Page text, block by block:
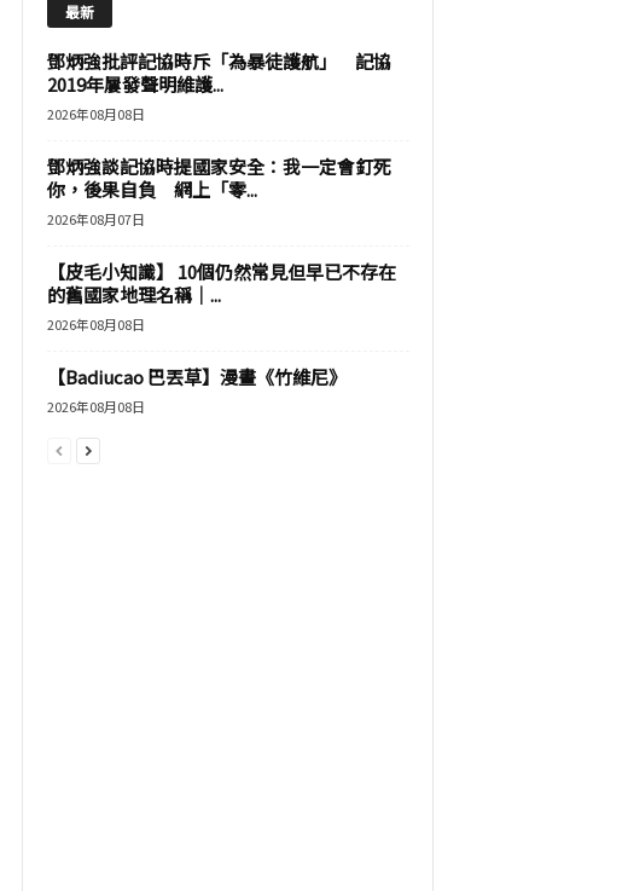
最新
鄧炳強批評記協時斥「為暴徒護航」 記協
2019年屢發聲明維護...
2026年08月08日
鄧炳強談記協時提國家安全：我一定會釘死
你，後果自負 網上「零...
2026年08月07日
【皮毛小知識】 10個仍然常見但早已不存在
的舊國家地理名稱｜...
2026年08月08日
【Badiucao 巴丟草】漫畫《竹維尼》
2026年08月08日